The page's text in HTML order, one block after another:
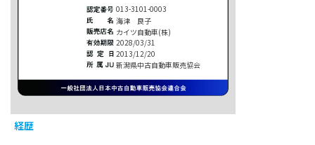
013-3101-0003
海津 良子
カイツ自動車(株)
2028/03/31
2013/12/20
新潟県中古自動車販売協会
経歴